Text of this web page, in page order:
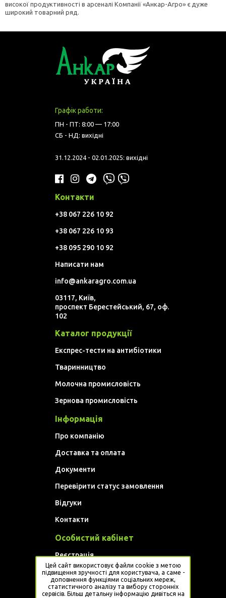
високої продуктивності в арсеналі Компанії «Анкар-Агро» є дуже
широкий товарний ряд.
Графік работи:
ПН - ПТ: 8:00 — 17:00
СБ - НД: вихідні
31.12.2024 - 02.01.2025: вихідні
Контакти
+38 067 226 10 92
+38 067 226 10 93
+38 095 290 10 92
Написати нам
info@ankaragro.com.ua
03117, Київ,
проспект Берестейський, 67, оф.
102
Каталог продукції
Експрес-тести на антибіотики
Тваринництво
Молочна промисловість
Зернова промисловість
Інформація
Про компанію
Доставка та оплата
Документи
Перевірити статус замовлення
Відгуки
Контакти
Особистий кабінет
Реєстрація
Увійти
Website developed by Artem Golovan
Цей сайт використовує файли cookie з метою
підвищення зручності для користувача, а саме -
доповнення функціями соціальних мереж,
статистичного аналізу та вибору сторонніх
сервісів. Більш детальну інформацію дивіться на